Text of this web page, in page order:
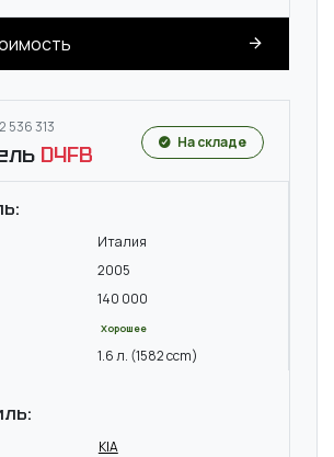
536 313
D4FB На складе
Италия
2005
140 000
Хорошее
1.6 л. (1582 ccm)
KIA